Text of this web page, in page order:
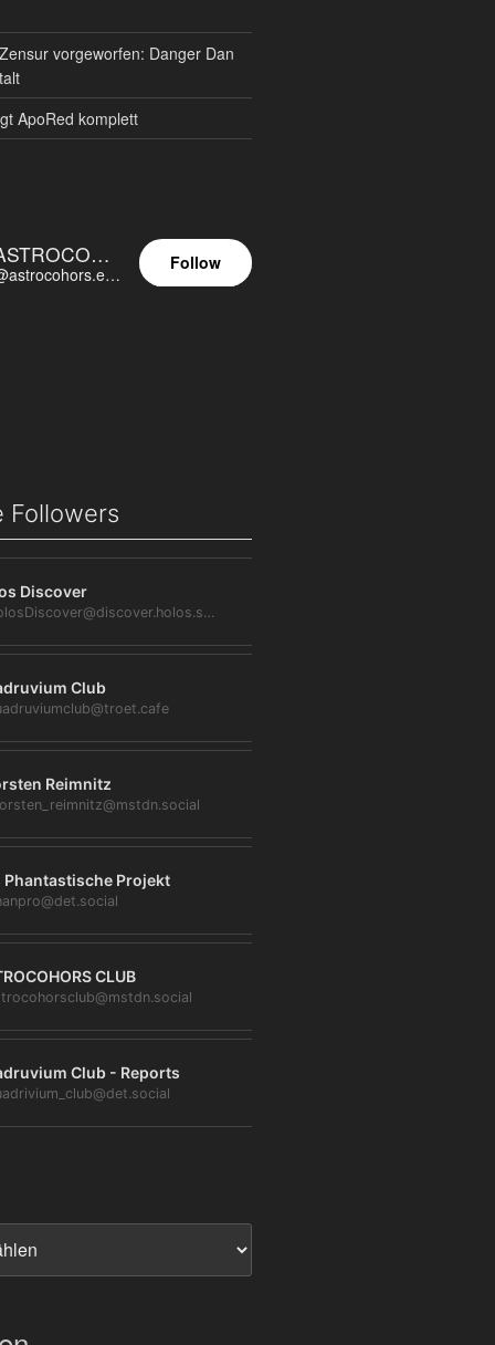
vorgeworfen: Danger Dan
ApoRed komplett
ASTROCOHORS EUNOIA ULTIMA
@astrocohors.eu@astrocohors.eu
Follow
Followers
Discover
@HolosDiscover@discover.holos.social
Club
Reimnitz
Phantastische Projekt
CLUB
Club - Reports